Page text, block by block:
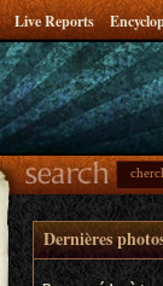
Live Reports
Dernières